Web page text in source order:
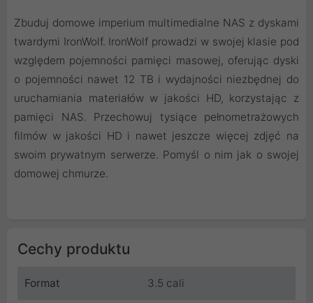
Zbuduj domowe imperium multimedialne NAS z dyskami
twardymi IronWolf. IronWolf prowadzi w swojej klasie pod
względem pojemności pamięci masowej, oferując dyski
o pojemności nawet 12 TB i wydajności niezbędnej do
uruchamiania materiałów w jakości HD, korzystając z
pamięci NAS. Przechowuj tysiące pełnometrażowych
filmów w jakości HD i nawet jeszcze więcej zdjęć na
swoim prywatnym serwerze. Pomyśl o nim jak o swojej
domowej chmurze.
Cechy produktu
Format 3.5 cali